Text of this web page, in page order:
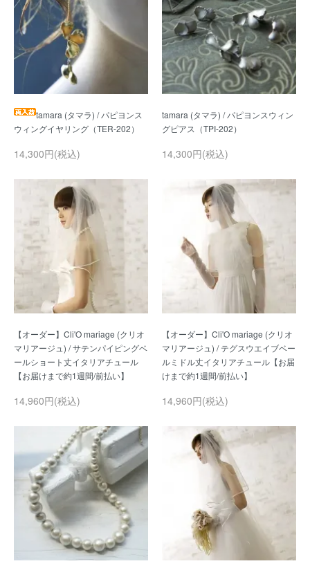
tamara (タマラ) / パピヨンス
14,300円(税込)
tamara (タマラ) / パピヨンスウィン
14,300円(税込)
【オーダー】Cli'O mariage (クリオ
マリアージュ) / サテンパイピングベ
ールショート丈イタリアチュール
14,960円(税込)
【オーダー】Cli'O mariage (クリオ
マリアージュ) / テグスウエイブベー
ルミドル丈イタリアチュール【お届
14,960円(税込)